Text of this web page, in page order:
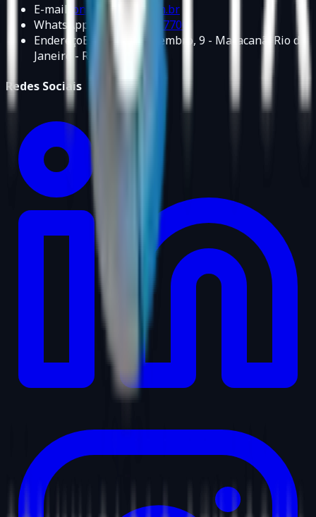
E-mail contato@fictix.com.br
WhatsApp
+55 21 98468-7700
EndereçoBlvd. 28 de Setembro, 9 - Maracanã, Rio de
Janeiro - RJ, 20551-030
Redes Sociais